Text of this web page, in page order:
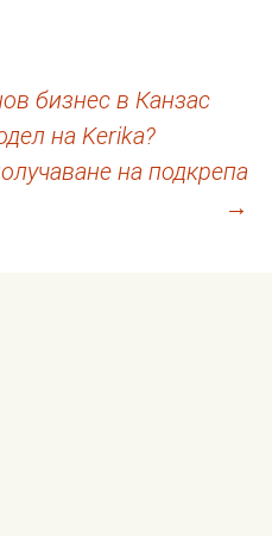
бизнес в Канзас
на Kerika?
на подкрепа
→